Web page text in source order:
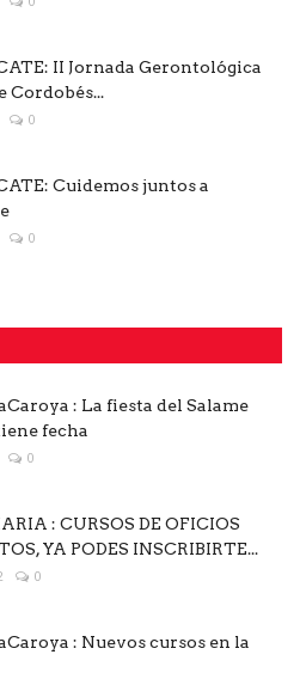
II Jornada Gerontológica
Cordobés...
0
Cuidemos juntos a
0
: La fiesta del Salame
fecha
0
: CURSOS DE OFICIOS
YA PODES INSCRIBIRTE...
0
: Nuevos cursos en la